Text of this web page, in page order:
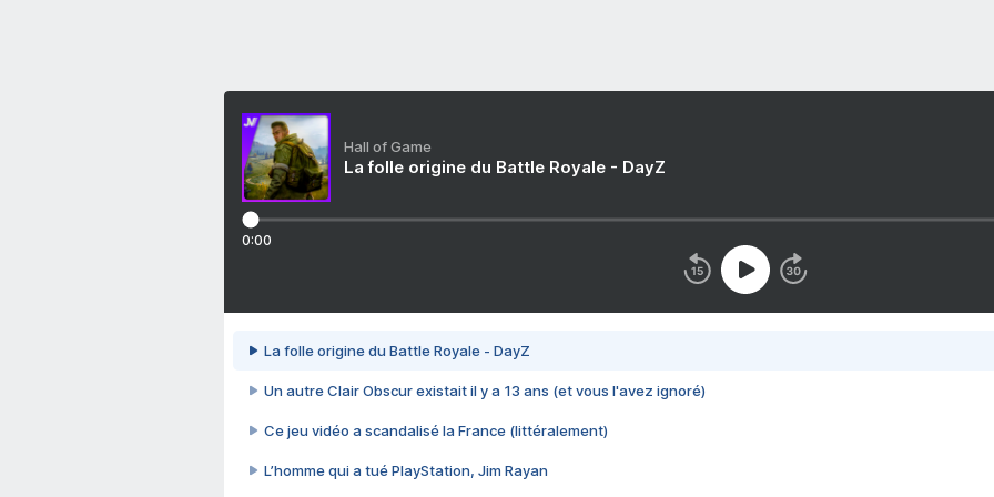
Hall of Game
La folle origine du Battle Royale - DayZ
0:00
La folle origine du Battle Royale - DayZ
Un autre Clair Obscur existait il y a 13 ans (et vous l'avez ignoré)
Ce jeu vidéo a scandalisé la France (littéralement)
L’homme qui a tué PlayStation, Jim Rayan